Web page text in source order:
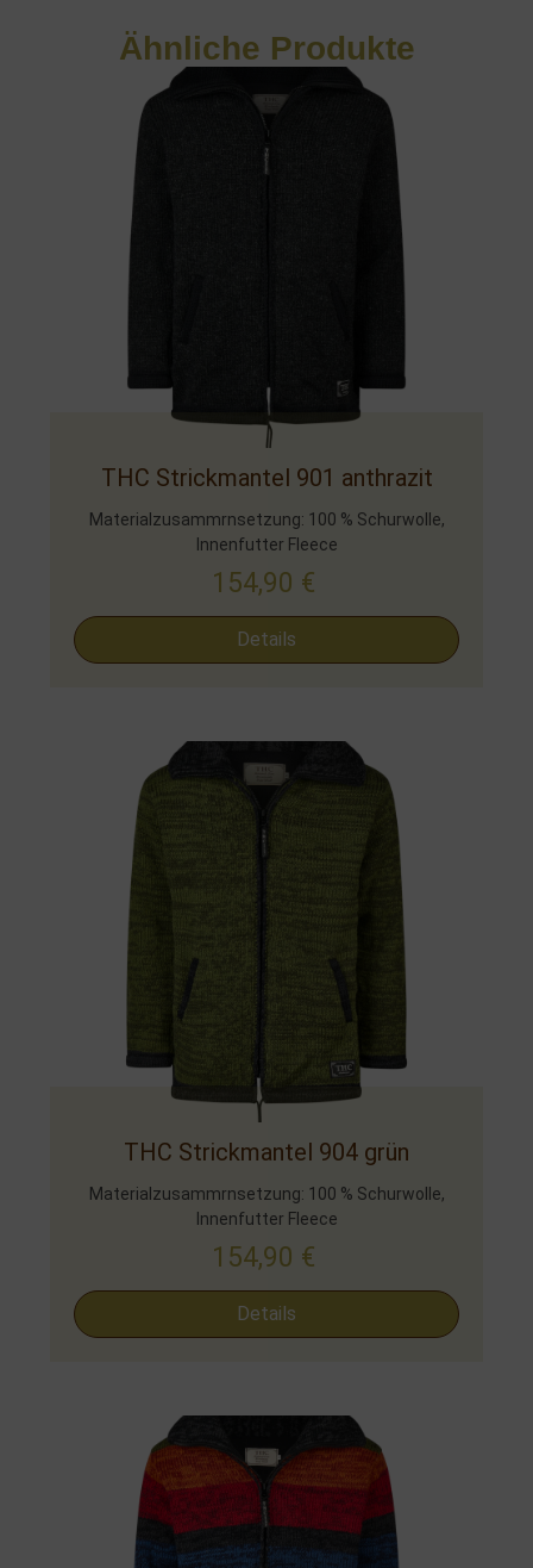
Ähnliche Produkte
THC Strickmantel 901 anthrazit
Materialzusammrnsetzung: 100 % Schurwolle,
Innenfutter Fleece
154,90 €
Details
THC Strickmantel 904 grün
Materialzusammrnsetzung: 100 % Schurwolle,
Innenfutter Fleece
154,90 €
Details